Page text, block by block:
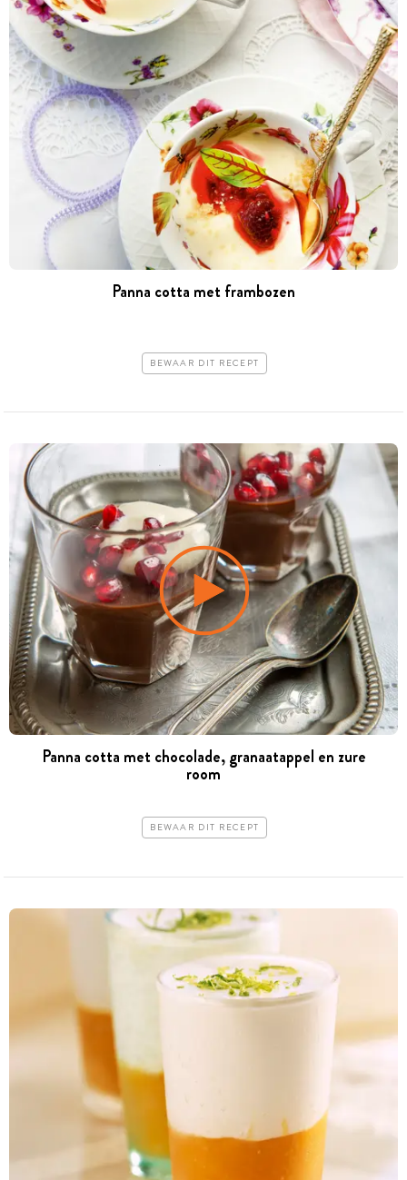
Panna cotta met frambozen
BEWAAR DIT RECEPT
Panna cotta met chocolade, granaatappel en zure
room
BEWAAR DIT RECEPT